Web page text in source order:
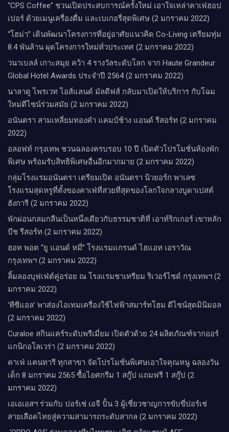
“CPS Coffee” ชวนเปิดประสบการณ์ครั้งใหม่ เอาใจเหล่าคาเฟ่ฮอป
เปอร์ ด้วยเมนูเครื่องดื่ม และเบเกอรี่สุดพิเศษ (2 มกราคม 2022)
“โฮม่า” เดินพัฒนาโครงการที่อยู่อาศัยแนวคิด Co-Living เตรียมทุ่ม
8.4 พันล้าน ผุดโครงการใหม่ทั่วประเทศ (2 มกราคม 2022)
วนาเบลล์ เกาะสมุย คว้า 4 รางวัลระดับโลก จาก Haute Grandeur
Global Hotel Awards ประจำปี 2564 (2 มกราคม 2022)
นาลาดู ไพรเวท ไอส์แลนด์ มัลดีฟส์ กลับมาเปิดให้บริการ กับโฉม
ใหม่ดีไซน์ร่วมสมัย (2 มกราคม 2022)
อนันตรา สามเหลี่ยมทองคำ แคมป์ช้าง แอนด์ รีสอร์ท (2 มกราคม
2022)
อลอฟท์ กรุงเทพ ชวนฉลองครบรอบ 10 ปี เปิดตัวโปรโมชั่นห้องพัก
พิเศษ พร้อมรับสิทธิพิเศษอื่นอีกมากมาย (2 มกราคม 2022)
กลุ่มโรงแรมอนันตรา เตรียมเปิด อนันตรา นิวยอร์ก พาเลซ
โรงแรมสุดหรูที่ตั้งของคาเฟ่ที่สวยที่สุดของโลกใจกลางบูดาเปสต์
ฮังการี (2 มกราคม 2022)
พักผ่อนกลมกลืนเป็นหนึ่งเดียวกับธรรมชาติที่ เอาท์ริกเกอร์ เขาหลัก
บีช รีสอร์ท (2 มกราคม 2022)
ฮอท พอต “ยู แอนด์ หมี่” โรงแรมแกรนด์ ไฮแอท เอราวัณ
กรุงเทพฯ (2 มกราคม 2022)
ลิ้มลองบุฟเฟ่ต์คู่อร่อย ณ โรงแรมชาเทรียม ริเวอร์ไซด์ กรุงเทพฯ (2
มกราคม 2022)
‘ทีซีแอล’ พาส่องไอเทมเครื่องใช้ไฟฟ้าสมาร์ทโฮม ดีไซน์สุดมินิมอล
(2 มกราคม 2022)
Curaloe สกินแคร์ระดับพรีเมี่ยม เปิดตัวด้วย 24 ผลิตภัณฑ์จากออร์
แกนิกอโลเวร่า (2 มกราคม 2022)
คาเฟ่ แคนทารี ทุกสาขา จัดโปรโมชั่นพิเศษเอาใจคุณหนู ฉลองวัน
เด็ก 8 มกราคม 2565 ซื้อไอศกรีม 1 สกู๊ป แถมฟรี 1 สกู๊ป (2
มกราคม 2022)
เอเอเอสฯ ร่วมกับ ปอร์เช่ เอจี ปั้น 3 ผู้เชี่ยวชาญการขับขี่ปอร์เช่
สายเลือดไทยสู่ความสามารถระดับสากล (2 มกราคม 2022)